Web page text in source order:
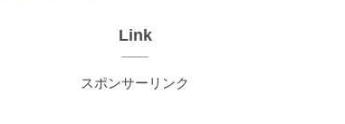
Link
スポンサーリンク